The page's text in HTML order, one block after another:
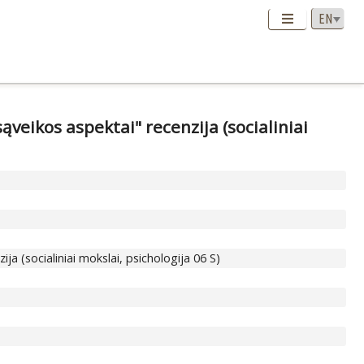
aspektai" recenzija (socialiniai
(socialiniai mokslai, psichologija 06 S)